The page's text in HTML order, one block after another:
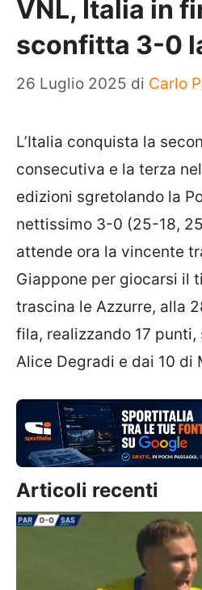
VNL, Italia in
sconfitta 3-0
26 Luglio 2025 di Carlo
L’Italia conquista la
consecutiva e la terza
edizioni sgretolando la
nettissimo 3-0 (25-18,
attende ora la vincente
Giappone per giocarsi il
trascina le Azzurre, alla
fila, realizzando 17
Alice Degradi e dai 10 di
Articoli recenti